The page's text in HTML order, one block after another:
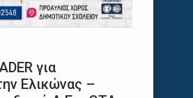
για
Ελικώνας –